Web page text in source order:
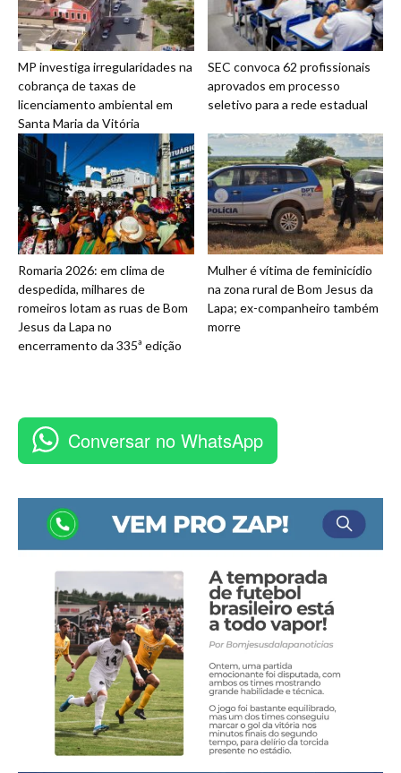
MP investiga irregularidades na
cobrança de taxas de
licenciamento ambiental em
Santa Maria da Vitória
SEC convoca 62 profissionais
aprovados em processo
seletivo para a rede estadual
Romaria 2026: em clima de
despedida, milhares de
romeiros lotam as ruas de Bom
Jesus da Lapa no
encerramento da 335ª edição
Mulher é vítima de feminicídio
na zona rural de Bom Jesus da
Lapa; ex-companheiro também
morre
Conversar no WhatsApp